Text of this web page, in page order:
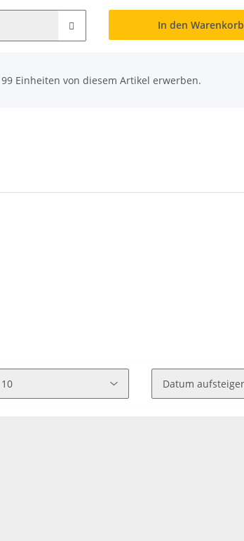
In den Warenkorb
Einheiten von diesem Artikel erwerben.